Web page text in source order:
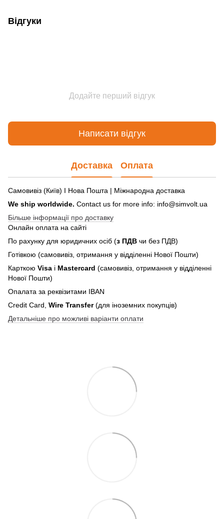
Відгуки
Додайте перший відгук
Написати відгук
Доставка Оплата
Самовивіз (Київ) І Нова Пошта | Міжнародна доставка
We ship worldwide. Contact us for more info: info@simvolt.ua
Більше інформації про доставку
Онлайн оплата на сайті
По рахунку для юридичних осіб (з ПДВ чи без ПДВ)
Готівкою (самовивіз, отримання у відділенні Нової Пошти)
Карткою Visa і Mastercard (самовивіз, отримання у відділенні
Нової Пошти)
Опалата за реквізитами IBAN
Credit Card, Wire Transfer(для іноземних покупців)
Детальніше про можливі варіанти оплати